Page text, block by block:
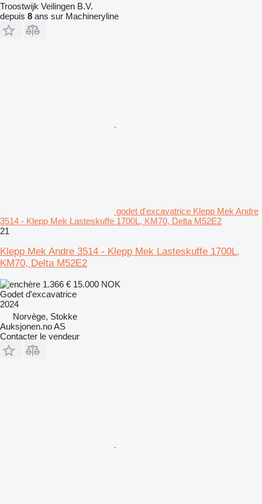
Troostwijk Veilingen B.V.
depuis 8 ans sur Machineryline
godet d'excavatrice Klepp Mek Andre
3514 - Klepp Mek Lasteskuffe 1700L, KM70, Delta M52E2
21
Klepp Mek Andre 3514 - Klepp Mek Lasteskuffe 1700L,
KM70, Delta M52E2
1.366 € 15.000 NOK
Godet d'excavatrice
2024
Norvège, Stokke
Auksjonen.no AS
Contacter le vendeur